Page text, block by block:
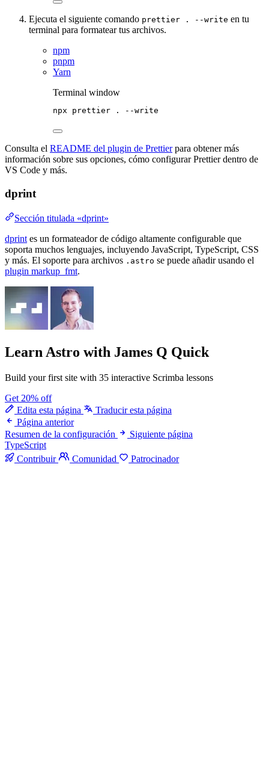
Ejecuta el siguiente comando prettier . --write en tu
terminal para formatear tus archivos.
npm
pnpm
Yarn
Terminal window
npx prettier . --write
Consulta el README del plugin de Prettierpara obtener más
información sobre sus opciones, cómo configurar Prettier dentro de
VS Code y más.
dprint
Sección titulada «dprint»
dprint es un formateador de código altamente configurable que
soporta muchos lenguajes, incluyendo JavaScript, TypeScript, CSS
y más. El soporte para archivos .astro se puede añadir usando el
plugin markup_fmt.
Learn Astro with James Q Quick
Build your first site with 35 interactive Scrimba lessons
Get 20% off
Edita esta página
Traducir esta página
Página anterior
Resumen de la configuración
Siguiente página
TypeScript
Contribuir
Comunidad Patrocinador